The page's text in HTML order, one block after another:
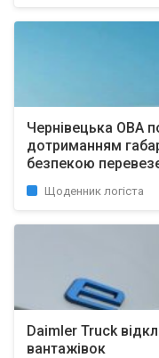
Чернівецька ОВА
дотриманням
безпекою
Щоденник логіста
Daimler Truck
вантажівок